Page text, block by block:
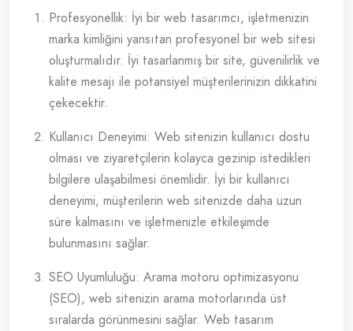
Profesyonellik: İyi bir web tasarımcı, işletmenizin
marka kimliğini yansıtan profesyonel bir web sitesi
oluşturmalıdır. İyi tasarlanmış bir site, güvenilirlik ve
kalite mesajı ile potansiyel müşterilerinizin dikkatini
çekecektir.
Kullanıcı Deneyimi: Web sitenizin kullanıcı dostu
olması ve ziyaretçilerin kolayca gezinip istedikleri
bilgilere ulaşabilmesi önemlidir. İyi bir kullanıcı
deneyimi, müşterilerin web sitenizde daha uzun
süre kalmasını ve işletmenizle etkileşimde
bulunmasını sağlar.
SEO Uyumluluğu: Arama motoru optimizasyonu
(SEO), web sitenizin arama motorlarında üst
sıralarda görünmesini sağlar. Web tasarım